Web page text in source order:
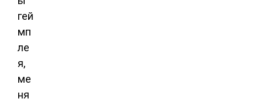
гей
мп
ле
я,
ме
ня